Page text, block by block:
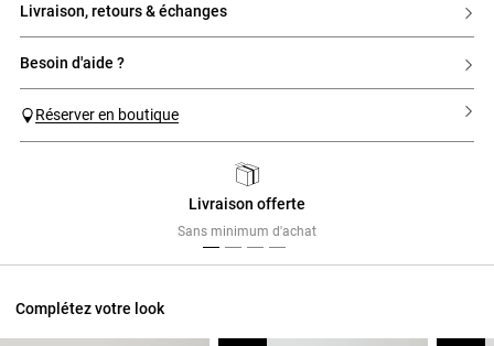
livraison, retours & échanges
besoin d'aide ?
Réserver en boutique
Livraison offerte
Sans minimum d'achat
Complétez votre look